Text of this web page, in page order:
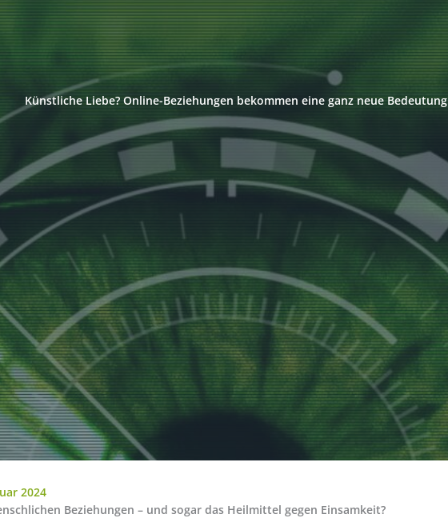
Künstliche Liebe? Online-Beziehungen bekommen eine ganz neue Bedeutung
2024
Beziehungen – und sogar das Heilmittel gegen Einsamkeit?